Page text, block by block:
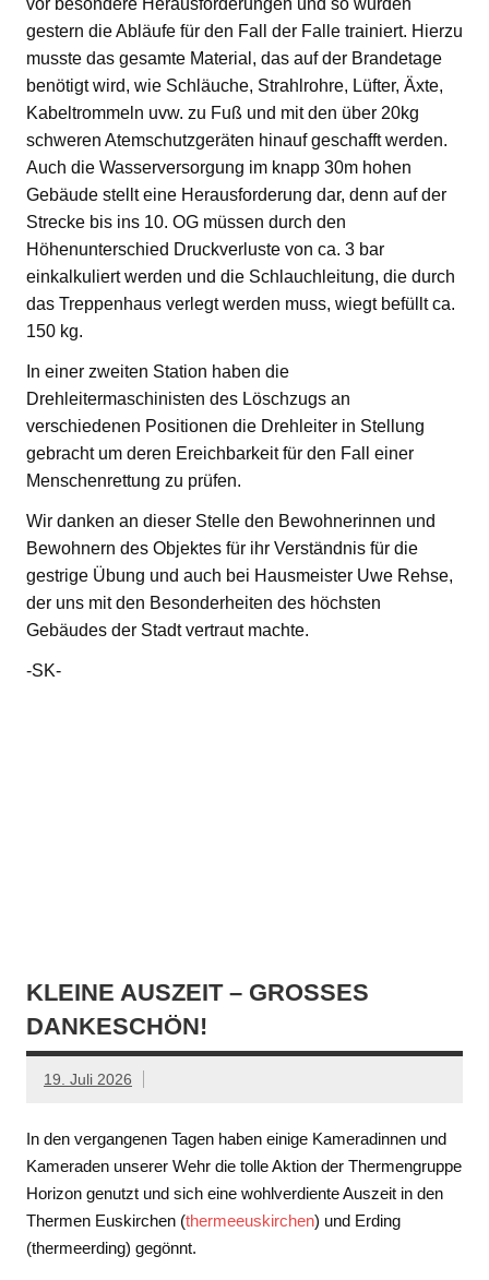
vor besondere Herausforderungen und so wurden
gestern die Abläufe für den Fall der Falle trainiert. Hierzu
musste das gesamte Material, das auf der Brandetage
benötigt wird, wie Schläuche, Strahlrohre, Lüfter, Äxte,
Kabeltrommeln uvw. zu Fuß und mit den über 20kg
schweren Atemschutzgeräten hinauf geschafft werden.
Auch die Wasserversorgung im knapp 30m hohen
Gebäude stellt eine Herausforderung dar, denn auf der
Strecke bis ins 10. OG müssen durch den
Höhenunterschied Druckverluste von ca. 3 bar
einkalkuliert werden und die Schlauchleitung, die durch
das Treppenhaus verlegt werden muss, wiegt befüllt ca.
150 kg.
In einer zweiten Station haben die
Drehleitermaschinisten des Löschzugs an
verschiedenen Positionen die Drehleiter in Stellung
gebracht um deren Ereichbarkeit für den Fall einer
Menschenrettung zu prüfen.
Wir danken an dieser Stelle den Bewohnerinnen und
Bewohnern des Objektes für ihr Verständnis für die
gestrige Übung und auch bei Hausmeister Uwe Rehse,
der uns mit den Besonderheiten des höchsten
Gebäudes der Stadt vertraut machte.
-SK-
KLEINE AUSZEIT – GROSSES D
ANKESCHÖN!
19. Juli 2026
In den vergangenen Tagen haben einige Kameradinnen und
Kameraden unserer Wehr die tolle Aktion der Thermengruppe
Horizon genutzt und sich eine wohlverdiente Auszeit in den
Thermen Euskirchen (thermeeuskirchen) und Erding
(thermeerding) gegönnt.